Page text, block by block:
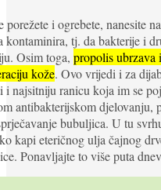
porežete i ogrebete, nanesite
kontaminira, tj. da bakterije i
Osim toga, propolis ubrzava
kože. Ovo vrijedi i za
i najsitniju ranicu koja im se
antibakterijskom djelovanju,
bubuljica. U tu
kapi eteričnog ulja čajnog
Ponavljajte to više puta